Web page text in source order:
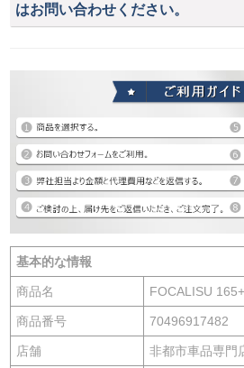
はお問い合わせください。
基本的な情報
商品名 FOCALISU
商品番号 70496917482
店舗 非都市車品専門